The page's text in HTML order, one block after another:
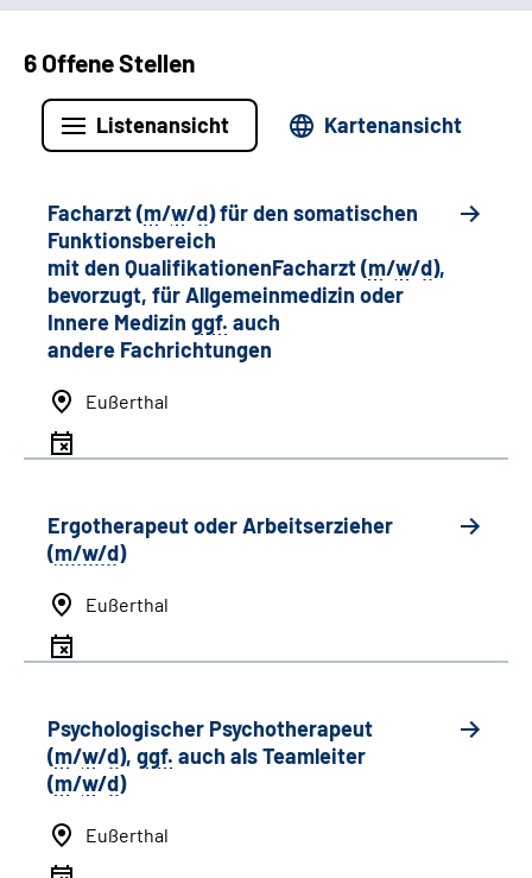
6 Offene Stellen
Listenansicht Kartenansicht
Facharzt (m/w/d) für den somatischen
Funktionsbereich
mit den QualifikationenFacharzt (m/w/d),
bevorzugt, für Allgemeinmedizin oder
Innere Medizin ggf. auch
andere Fachrichtungen
Eußerthal
Ergotherapeut oder Arbeitserzieher
(m/w/d)
Eußerthal
Psychologischer Psychotherapeut
(m/w/d), ggf. auch alsTeamleiter
(m/w/d)
Eußerthal